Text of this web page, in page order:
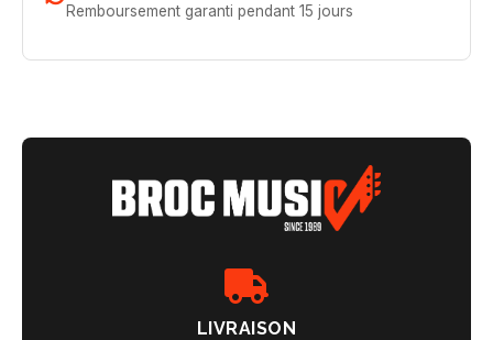
Remboursement garanti pendant 15 jours
LIVRAISON